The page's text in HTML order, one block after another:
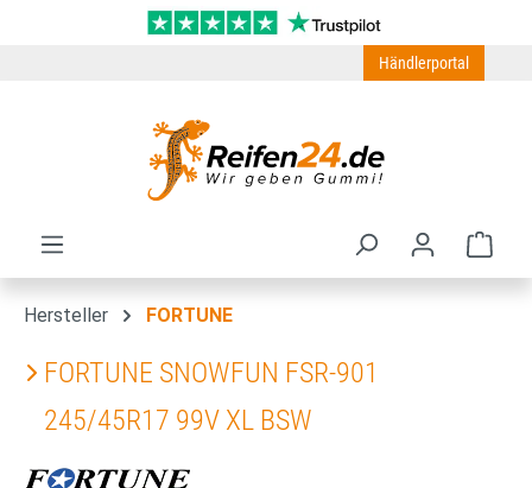
Zum Hauptinhalt springen
Händlerportal
Hersteller FORTUNE
FORTUNE SNOWFUN FSR-901
245/45R17 99V XL BSW